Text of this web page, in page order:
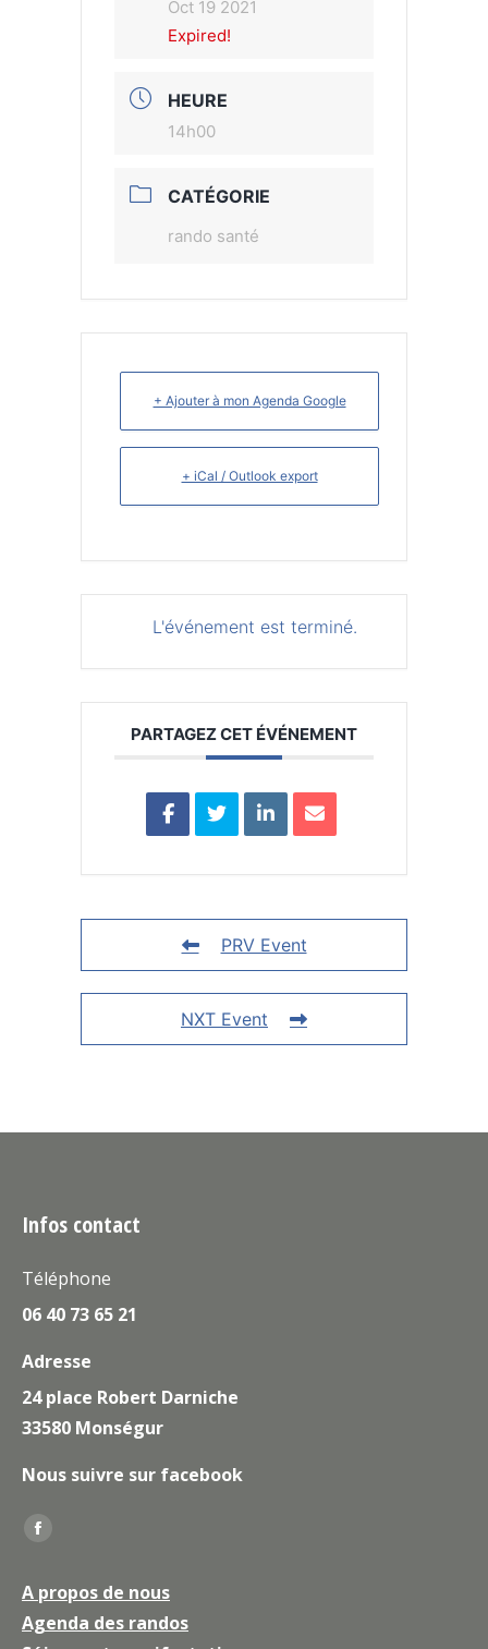
Oct 19 2021
Expired!
HEURE
14h00
CATÉGORIE
rando santé
+ Ajouter à mon Agenda Google
+ iCal / Outlook export
L'événement est terminé.
PARTAGEZ CET ÉVÉNEMENT
PRV Event
NXT Event
Infos contact
Téléphone
06 40 73 65 21
Adresse
24 place Robert Darniche
33580 Monségur
Nous suivre sur facebook
Trouvez nous sur :
La
Facebook
s'ouvre
A propos de nous
Agenda des randos